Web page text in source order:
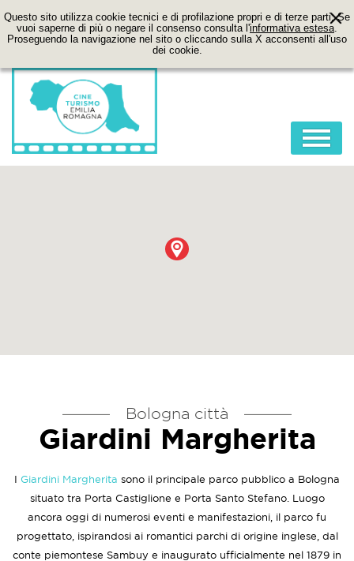
Questo sito utilizza cookie tecnici e di profilazione propri e di terze parti. Se
vuoi saperne di più o negare il consenso consulta l'informativa estesa.
Proseguendo la navigazione nel sito o cliccando sulla X acconsenti all'uso
dei cookie.
FILM
LOCATION
Bologna città
Giardini Margherita
I Giardini Margherita sono il principale parco pubblico a Bologna
situato tra Porta Castiglione e Porta Santo Stefano. Luogo
ancora oggi di numerosi eventi e manifestazioni, il parco fu
progettato, ispirandosi ai romantici parchi di origine inglese, dal
conte piemontese Sambuy e inaugurato ufficialmente nel 1879 in